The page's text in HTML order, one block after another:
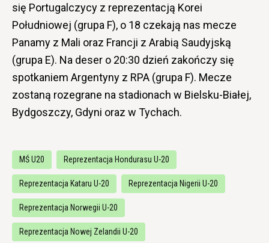
się Portugalczycy z reprezentacją Korei
Południowej (grupa F), o 18 czekają nas mecze
Panamy z Mali oraz Francji z Arabią Saudyjską
(grupa E). Na deser o 20:30 dzień zakończy się
spotkaniem Argentyny z RPA (grupa F). Mecze
zostaną rozegrane na stadionach w Bielsku-Białej,
Bydgoszczy, Gdyni oraz w Tychach.
MŚ U20 Reprezentacja Hondurasu U-20
Reprezentacja Kataru U-20 Reprezentacja Nigerii U-20
Reprezentacja Norwegii U-20
Reprezentacja Nowej Zelandii U-20